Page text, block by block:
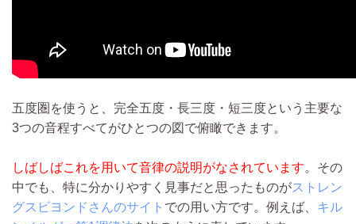
五度圏を使うと、完全五度・長三度・短三度という主要な
3つの音程すべてがひとつの図で俯瞰できます。
しばしばこれを用いて音律の説明がなされています。その
中でも、特に分かりやすく見事だと思ったものがストレン
グスビヨンドさんのサイト での用い方です。例えば、 キル